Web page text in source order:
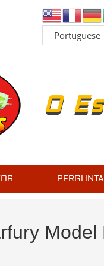
O
Model